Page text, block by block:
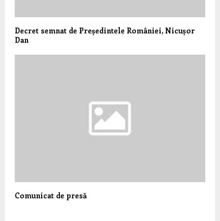
Decret semnat de Președintele României, Nicușor
Dan
Comunicat de presă